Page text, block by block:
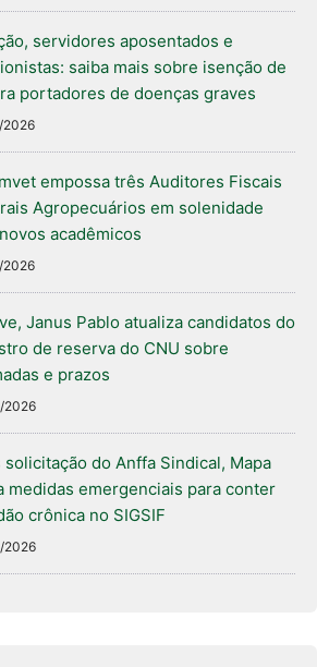
servidores aposentados e
saiba mais sobre isenção de
portadores de doenças graves
empossa três Auditores Fiscais
Agropecuários em solenidade
acadêmicos
Janus Pablo atualiza candidatos do
de reserva do CNU sobre
e prazos
2026
solicitação do Anffa Sindical, Mapa
medidas emergenciais para conter
crônica no SIGSIF
2026